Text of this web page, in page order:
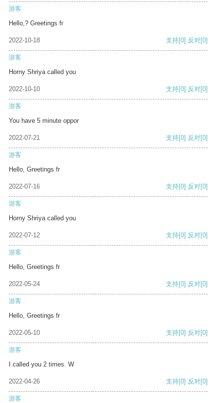
游客
Hello,? Greetings fr
2022-10-18 支持[0] 反对[0]
游客
Horny Shriya called you
2022-10-10 支持[0] 反对[0]
游客
You have 5 minute oppor
2022-07-21 支持[0] 反对[0]
游客
Hello, Greetings fr
2022-07-16 支持[0] 反对[0]
游客
Horny Shriya called you
2022-07-12 支持[0] 反对[0]
游客
Hello, Greetings fr
2022-05-24 支持[0] 反对[0]
游客
Hello, Greetings fr
2022-05-10 支持[0] 反对[0]
游客
I called you 2 times. W
2022-04-26 支持[0] 反对[0]
游客